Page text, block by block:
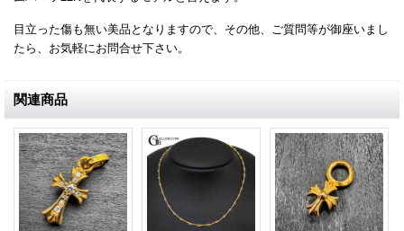
目立った傷も無い美品となりますので、 その他、ご質問等が御座いまし
たら、お気軽にお問合せ下さい。
関連商品